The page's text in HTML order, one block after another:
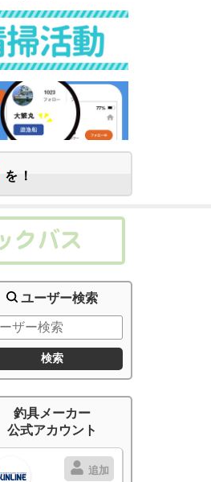
を！
ユーザー検索
釣具メーカー
公式アカウント
追加